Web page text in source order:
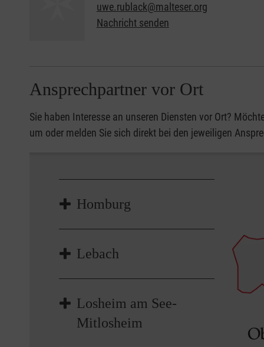
uwe.rublack@malteser.org
Nachricht senden
Ansprechpartner vor Ort
Sie haben Interesse an unseren Diensten vor Ort?
um oder melden Sie sich direkt bei den jeweiligen
Homburg
Jan Huber, Kreisbeauftragter
jan.huber@malteser.org
Lebach
Oliver Buchholz, Beauftragter
oliver.buchholz@malteser.org
Losheim am See-
Mitlosheim